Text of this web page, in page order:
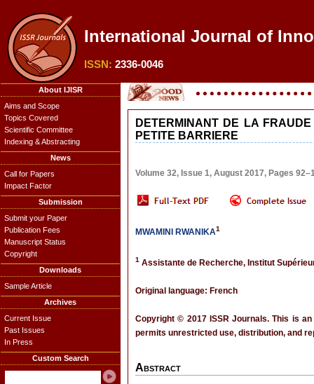
International Journal of
ISSN: 2336-0046
About IJISR
Aims and Scope
Topics Covered
Scientific Committee
Indexing & Abstracting
News
Call for Papers
Impact Factor
Submission
Submit your Paper
Publication Fees
Manuscript Status
Copyright
Downloads
Sample Article
Archives
Current Issue
Past Issues
In Press
Custom Search
DETERMINANT DE LA
PETITE BARRIERE
Volume 32, Issue 1, August 2017, Pages
MWAMINI RWANIKA1
1 Assistante de Recherche, Institut
Original language: French
Copyright © 2017 ISSR Journals. This is
permits unrestricted use, distribution, and
Abstract